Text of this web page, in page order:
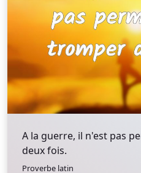
A la guerre, il n'est pas
deux fois.
Proverbe latin